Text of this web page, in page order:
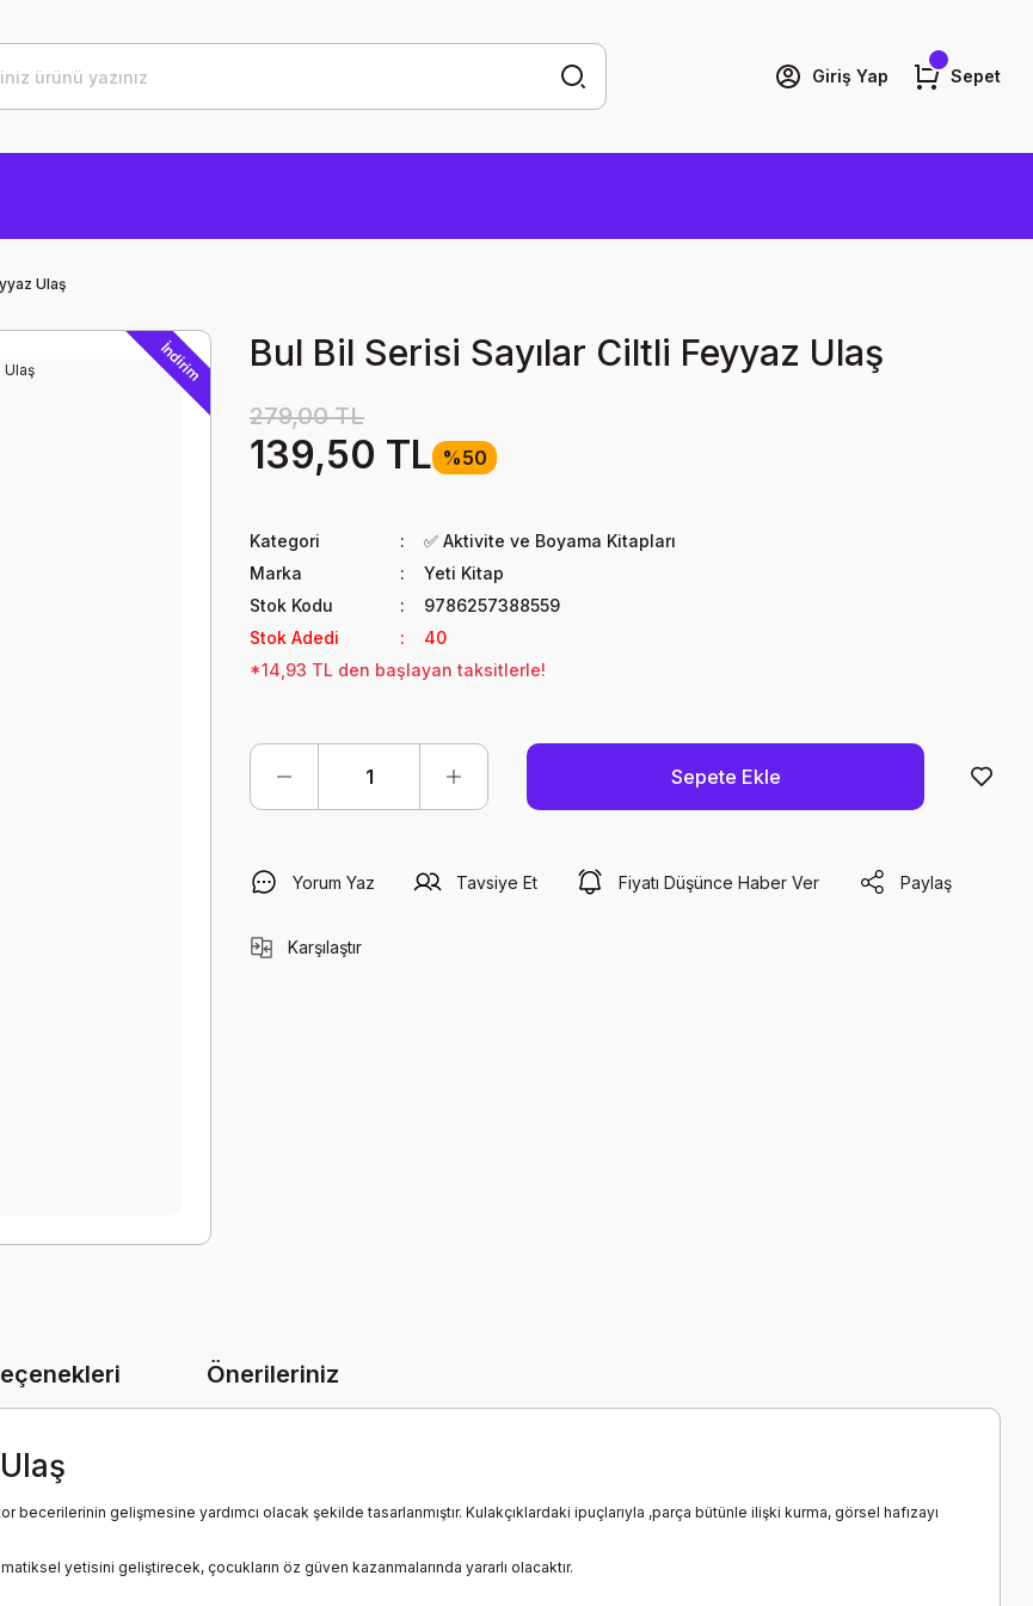
Giriş Yap Sepet
Ulaş
İndirim Bul Bil Serisi Sayılar Ciltli Feyyaz Ulaş
279,00 TL
139,50 TL %50
Kategori
✅ Aktivite ve Boyama Kitapları
Marka
Yeti Kitap
Stok Kodu
9786257388559
Stok Adedi
40
*14,93 TL den başlayan taksitlerle!
Sepete Ekle
Yorum Yaz Tavsiye Et Fiyatı Düşünce Haber Ver Paylaş
Karşılaştır
Önerileriniz
becerilerinin gelişmesine yardımcı olacak şekilde tasarlanmıştır. Kulakçıklardaki ipuçlarıyla ,parça bütünle ilişki kurma, görsel hafızayı
yetisini geliştirecek, çocukların öz güven kazanmalarında yararlı olacaktır.